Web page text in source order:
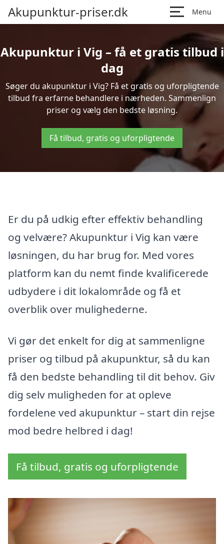
Akupunktur-priser.dk Menu
Akupunktur i Vig – få et gratis tilbud i
dag
Søger du akupunktur i Vig? Få et gratis og uforpligtende
tilbud fra erfarne behandlere i nærheden. Sammenlign
priser og vælg den bedste løsning.
Få tilbud, gratis og uforpligtende
Er du på udkig efter effektiv behandling
og velvære? Akupunktur i Vig kan være
løsningen, du har brug for. Med vores
platform kan du nemt finde kvalificerede
udbydere i dit lokalområde og få et
overblik over mulighederne.
Vi gør det enkelt for dig at sammenligne
priser og tilbud på akupunktur, så du kan
få den bedste behandling til dit behov. Giv
dig selv muligheden for at opleve
fordelene ved akupunktur – start din rejse
mod bedre helbred i dag!
Få tilbud, gratis og uforpligtende